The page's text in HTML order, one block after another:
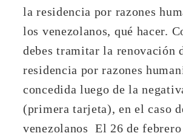
la residencia por razones
los venezolanos, qué hacer.
debes tramitar la renovación
residencia por razones
concedida luego de la
(primera tarjeta), en el caso
venezolanos El 26 de febrero